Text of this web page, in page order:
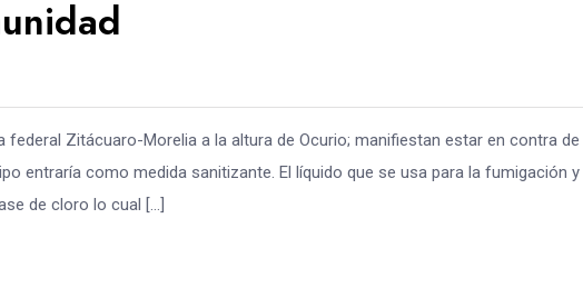
Zitácuaro-Morelia a la altura de Ocurio; manifiestan estar en contra de
entraría como medida sanitizante. El líquido que se usa para la fumigación y
de cloro lo cual […]